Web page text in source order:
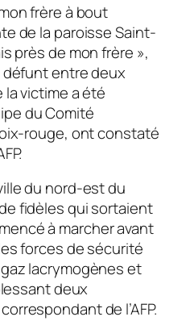
frère à bout
de la paroisse Saint-
près de mon frère »,
entre deux
victime a été
du Comité
rouge, ont constaté
du nord-est du
fidèles qui sortaient
à marcher avant
forces de sécurité
lacrymogènes et
deux
de l’AFP.